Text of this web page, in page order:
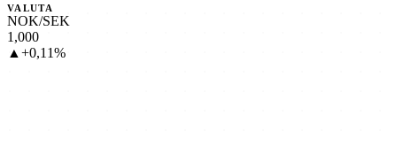
VALUTA
NOK/SEK
1,000
▲+0,11%